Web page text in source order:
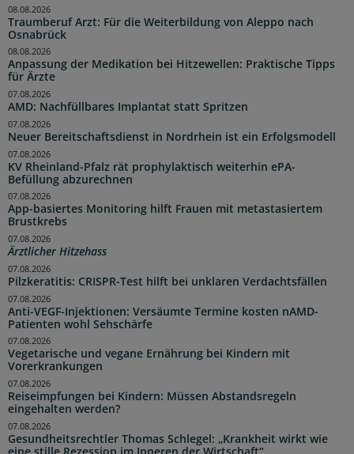
Traumberuf Arzt: Für die Weiterbildung von Aleppo nach
Osnabrück
08.08.2026
Anpassung der Medikation bei Hitzewellen: Praktische Tipps
für Ärzte
08.08.2026
AMD: Nachfüllbares Implantat statt Spritzen
07.08.2026
Neuer Bereitschaftsdienst in Nordrhein ist ein Erfolgsmodell
07.08.2026
KV Rheinland-Pfalz rät prophylaktisch weiterhin ePA-
Befüllung abzurechnen
07.08.2026
App-basiertes Monitoring hilft Frauen mit metastasiertem
Brustkrebs
07.08.2026
Ärztlicher Hitzehass
07.08.2026
Pilzkeratitis: CRISPR-Test hilft bei unklaren Verdachtsfällen
07.08.2026
Anti-VEGF-Injektionen: Versäumte Termine kosten nAMD-
Patienten wohl Sehschärfe
07.08.2026
Vegetarische und vegane Ernährung bei Kindern mit
Vorerkrankungen
07.08.2026
Reiseimpfungen bei Kindern: Müssen Abstandsregeln
eingehalten werden?
07.08.2026
Gesundheitsrechtler Thomas Schlegel: „Krankheit wirkt wie
07.08.2026